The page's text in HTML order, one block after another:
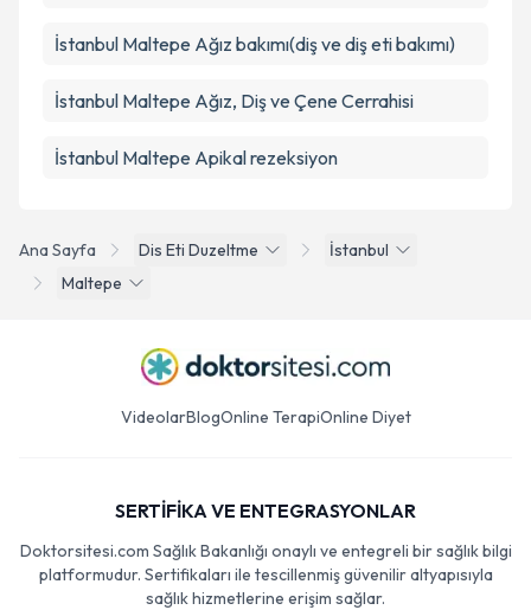
Ana Sayfa Dis Eti Duzeltme
İstanbul
Maltepe
İstanbul Maltepe Ağız bakımı(diş ve diş eti bakımı)
İstanbul Maltepe Ağız, Diş ve Çene Cerrahisi
İstanbul Maltepe Apikal rezeksiyon
VideolarBlogOnline TerapiOnline Diyet
SERTİFİKA VE ENTEGRASYONLAR
Doktorsitesi.com Sağlık Bakanlığı onaylı ve entegreli bir sağlık bilgi
platformudur. Sertifikaları ile tescillenmiş güvenilir altyapısıyla
sağlık hizmetlerine erişim sağlar.